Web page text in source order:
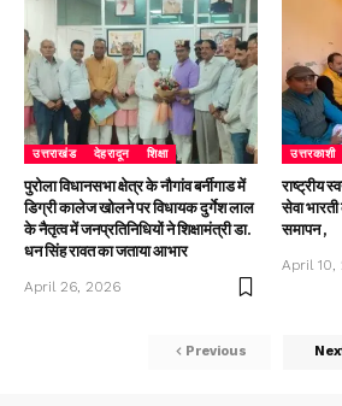
उत्तराखंड देहरादून शिक्षा
पुरोला विधानसभा क्षेत्र के नौगांव बर्नीगाड में
डिग्री कालेज खोलने पर विधायक दुर्गेश लाल
के नैतृत्व में जनप्रतिनिधियों ने शिक्षामंत्री डा.
धन सिंह रावत का जताया आभार
April 26, 2026
उत्तरकाशी
राष्ट्रीय
सेवा
समापन ,
April 10,
Previous